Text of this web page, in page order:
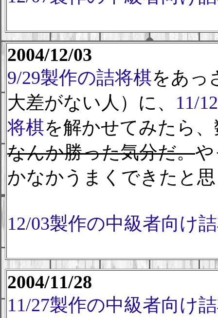
2004/12/03
9/29製作の詰将棋をあっ
大差がない人）に、 11/
将棋を解かせてみたら
なんか勝った気分だ。
かなかうまくできたと
12/03製作の中級者向け
2004/11/28
11/27製作の中級者向け